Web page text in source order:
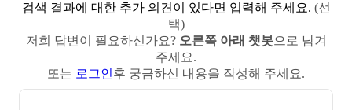
검색 결과에 대한 추가 의견이 있다면 입력해 주세요. (선
택)
저희 답변이 필요하신가요? 오른쪽 아래 챗봇으로 남겨
주세요.
또는 로그인후 궁금하신 내용을 작성해 주세요.